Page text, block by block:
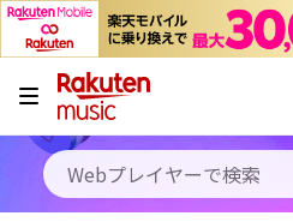
キャンペーン
料金プラン
使い方